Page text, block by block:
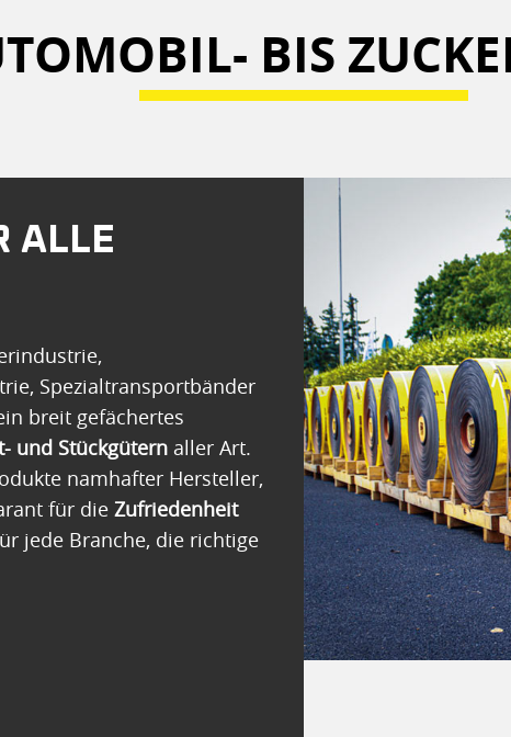
BIS
ALLE
Spezialtransportbänder
breit gefächertes
und Stückgütern aller Art.
namhafter Hersteller,
für dieZufriedenheit
jede Branche, die richtige